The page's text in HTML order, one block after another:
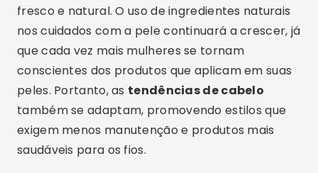
fresco e natural. O uso de ingredientes naturais
nos cuidados com a pele continuará a crescer, já
que cada vez mais mulheres se tornam
conscientes dos produtos que aplicam em suas
peles. Portanto, as tendências de cabelo
também se adaptam, promovendo estilos que
exigem menos manutenção e produtos mais
saudáveis para os fios.